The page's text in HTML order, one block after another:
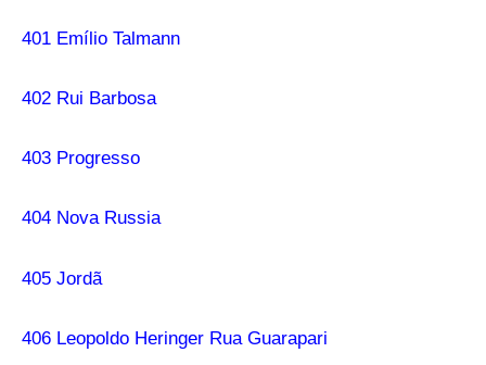
401 Emílio Talmann
402 Rui Barbosa
403 Progresso
404 Nova Russia
405 Jordã
406 Leopoldo Heringer Rua Guarapari